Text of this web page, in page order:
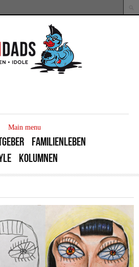
Main menu
FAMILIENLEBEN
KOLUMNEN